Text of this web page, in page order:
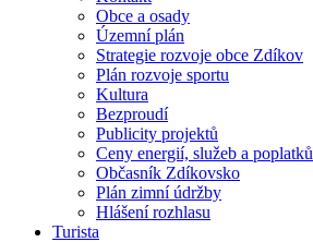
Obce a osady
Územní plán
Strategie rozvoje obce Zdíkov
Plán rozvoje sportu
Kultura
Bezproudí
Publicity projektů
Ceny energií, služeb a poplatků
Občasník Zdíkovsko
Plán zimní údržby
Hlášení rozhlasu
Turista